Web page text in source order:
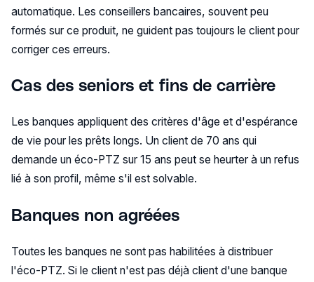
automatique. Les conseillers bancaires, souvent peu
formés sur ce produit, ne guident pas toujours le client pour
corriger ces erreurs.
Cas des seniors et fins de carrière
Les banques appliquent des critères d'âge et d'espérance
de vie pour les prêts longs. Un client de 70 ans qui
demande un éco-PTZ sur 15 ans peut se heurter à un refus
lié à son profil, même s'il est solvable.
Banques non agréées
Toutes les banques ne sont pas habilitées à distribuer
l'éco-PTZ. Si le client n'est pas déjà client d'une banque